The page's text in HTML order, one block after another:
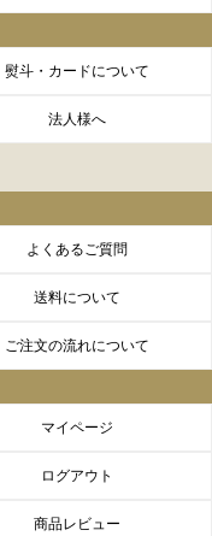
熨斗・カードについて
法人様へ
よくあるご質問
送料について
ご注文の流れについて
マイページ
ログアウト
商品レビュー